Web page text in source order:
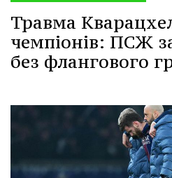
Травма
чемпіонів: ПСЖ
без флангового